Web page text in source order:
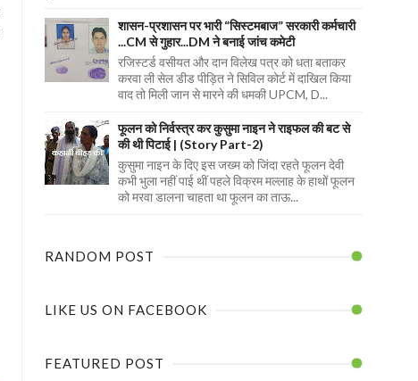
शासन-प्रशासन पर भारी “सिस्टमबाज” सरकारी कर्मचारी
...CM से गुहार...DM ने बनाई जांच कमेटी
रजिस्टर्ड वसीयत और दान विलेख पत्र को धता बताकर
करवा ली सेल डीड पीड़ित ने सिविल कोर्ट में दाखिल किया
वाद तो मिली जान से मारने की धमकी UPCM, D...
फूलन को निर्वस्त्र कर कुसुमा नाइन ने राइफल की बट से
की थी पिटाई | (Story Part-2)
कुसुमा नाइन के दिए इस जख्म को जिंदा रहते फूलन देवी
कभी भुला नहीं पाई थीं पहले विक्रम मल्लाह के हाथों फूलन
को मरवा डालना चाहता था फूलन का ताऊ...
RANDOM POST
LIKE US ON FACEBOOK
FEATURED POST